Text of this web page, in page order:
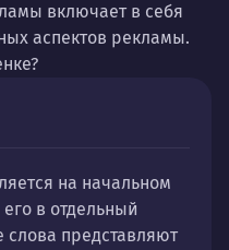
включает в себя
аспектов рекламы.
на начальном
в отдельный
слова представляют